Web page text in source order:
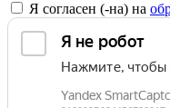
Я согласен (-на) на